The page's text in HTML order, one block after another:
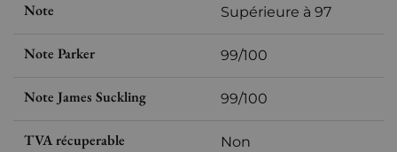
Note Supérieure à 97
Note Parker 99/100
Note James Suckling 99/100
TVA récuperable Non